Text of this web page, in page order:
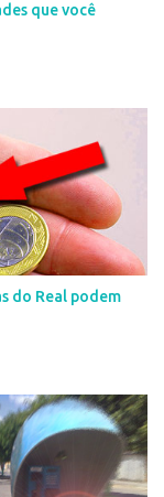
que você
do Real podem